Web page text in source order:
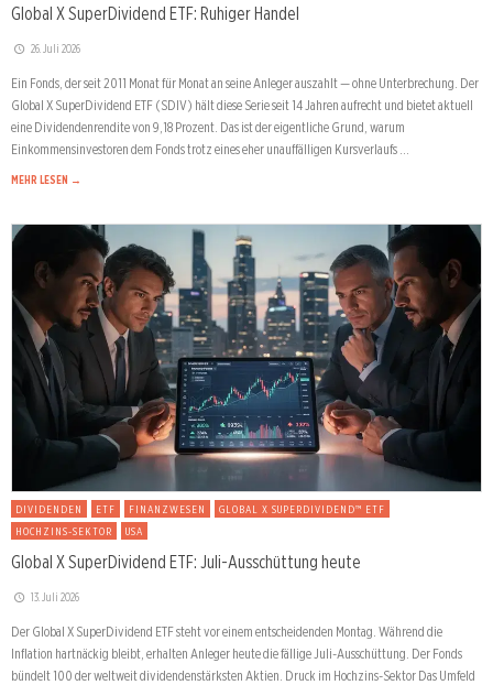
Global X SuperDividend ETF: Ruhiger Handel
26. Juli 2026
Ein Fonds, der seit 2011 Monat für Monat an seine Anleger auszahlt — ohne Unterbrechung. Der
Global X SuperDividend ETF (SDIV) hält diese Serie seit 14 Jahren aufrecht und bietet aktuell
eine Dividendenrendite von 9,18 Prozent. Das ist der eigentliche Grund, warum
Einkommensinvestoren dem Fonds trotz eines eher unauffälligen Kursverlaufs …
MEHR LESEN →
DIVIDENDEN ETF FINANZWESEN
GLOBAL X SUPERDIVIDEND™ ETF
HOCHZINS-SEKTOR
USA
Global X SuperDividend ETF: Juli-Ausschüttung heute
13. Juli 2026
Der Global X SuperDividend ETF steht vor einem entscheidenden Montag. Während die
Inflation hartnäckig bleibt, erhalten Anleger heute die fällige Juli-Ausschüttung. Der Fonds
bündelt 100 der weltweit dividendenstärksten Aktien. Druck im Hochzins-Sektor Das Umfeld